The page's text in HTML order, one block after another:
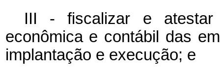
III - fiscalizar e atestar
econômica e contábil das
implantação e execução; e